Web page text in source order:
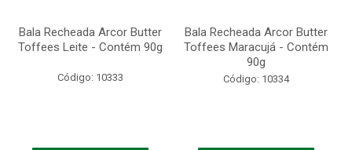
Bala Recheada Arcor Butter
Toffees Leite - Contém 90g
Código: 10333
Bala Recheada Arcor Butter
Toffees Maracujá - Contém
90g
Código: 10334